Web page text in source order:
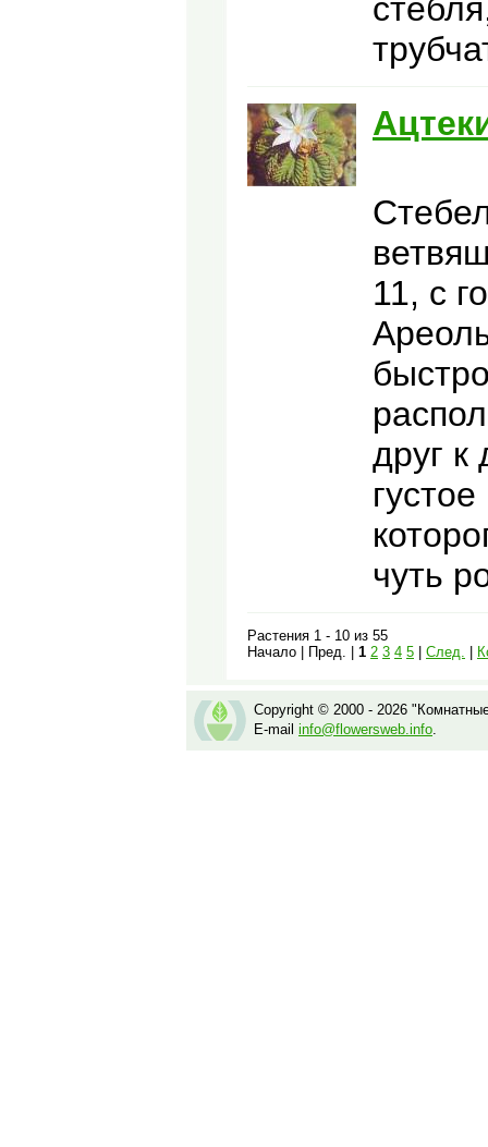
11, с
друг к
чуть
Растения 1 - 10 из 55
Начало | Пред. | 1 2 3 4 5 След.
Copyright © 2000 - 2026
E-mail info@flowersweb.info.